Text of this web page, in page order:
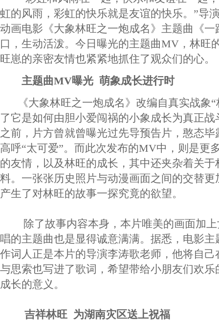
虹的风雨，彩虹的快乐就是友谊的快乐。”导
动画电影《大象林旺之一炮成名》主题曲《
口，生动活泼。今日曝光的主题曲MV，林旺
旺崽的亲密友情也紧紧地抓住了观众们的心。
主题曲MV曝光 萌象成长进行时
《大象林旺之一炮成名》改编自真实战象“
了它是如何由胆小爱闯祸的小象成长为真正
之前，片方曾就曾曝光过先导预告片，憨态
高呼“太可爱”。而此次发布的MV中，则是更
的友情，以及林旺的成长，其中还夹杂着关
料。一张张历史照片与动漫画面之间的交替
产生了对林旺的故事一探究竟的欲望。
除了故事内容本身，本片唯美的画面加上
唱的主题曲也是显得诚意满满。据悉，电影
作词人正是本片的导演李涛歌老师，他将自
与思索也写进了歌词，希望带给小朋友们欢
成长的意义。
吉祥林旺 为湖南灾区送上祝福